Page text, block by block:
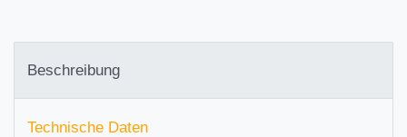
Beschreibung
Technische Daten